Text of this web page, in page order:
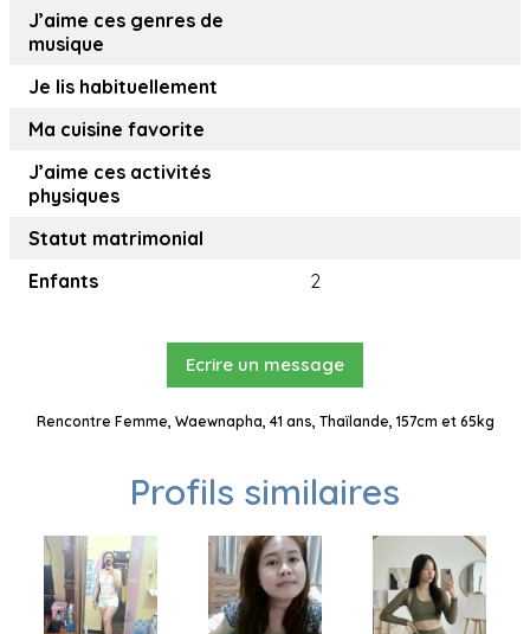
J’aime ces genres de
musique
Je lis habituellement
Ma cuisine favorite
J’aime ces activités
physiques
Statut matrimonial
Enfants
2
Ecrire un message
Rencontre Femme, Waewnapha, 41 ans, Thaïlande, 157cm et 65kg
Profils similaires